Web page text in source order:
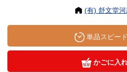
(有) 舒文堂
単品スピー
かごに入